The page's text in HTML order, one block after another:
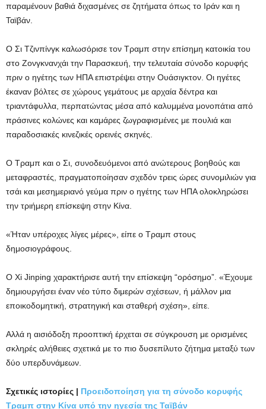
παραμένουν βαθιά διχασμένες σε ζητήματα όπως το Ιράν και η
Ταϊβάν.
Ο Σι Τζινπίνγκ καλωσόρισε τον Τραμπ στην επίσημη κατοικία του
στο Ζονγκνανχάι την Παρασκευή, την τελευταία σύνοδο κορυφής
πριν ο ηγέτης των ΗΠΑ επιστρέψει στην Ουάσιγκτον. Οι ηγέτες
έκαναν βόλτες σε χώρους γεμάτους με αρχαία δέντρα και
τριαντάφυλλα, περπατώντας μέσα από καλυμμένα μονοπάτια από
πράσινες κολώνες και καμάρες ζωγραφισμένες με πουλιά και
παραδοσιακές κινεζικές ορεινές σκηνές.
Ο Τραμπ και ο Σι, συνοδευόμενοι από ανώτερους βοηθούς και
μεταφραστές, πραγματοποίησαν σχεδόν τρεις ώρες συνομιλιών για
τσάι και μεσημεριανό γεύμα πριν ο ηγέτης των ΗΠΑ ολοκληρώσει
την τριήμερη επίσκεψη στην Κίνα.
«Ήταν υπέροχες λίγες μέρες», είπε ο Τραμπ στους
δημοσιογράφους.
Ο Xi Jinping χαρακτήρισε αυτή την επίσκεψη “ορόσημο”. «Έχουμε
δημιουργήσει έναν νέο τύπο διμερών σχέσεων, ή μάλλον μια
εποικοδομητική, στρατηγική και σταθερή σχέση», είπε.
Αλλά η αισιόδοξη προοπτική έρχεται σε σύγκρουση με ορισμένες
σκληρές αλήθειες σχετικά με το πιο δυσεπίλυτο ζήτημα μεταξύ των
δύο υπερδυνάμεων.
Σχετικές ιστορίες | Προειδοποίηση για τη σύνοδο κορυφής
Τραμπ στην Κίνα υπό την ηγεσία της Ταϊβάν